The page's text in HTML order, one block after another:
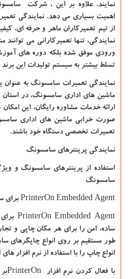
نمایند. علاوه بر این ، شرکت
اهمیت بسیاری می دهد. نمایندگی
از تیم تعمیرکاران ماهر و حرفه ای،
نمایندگی، تنها تعمیرکارانی می
ورودی موفق شده بلکه دوره های
تسلط بیشتر به سیستم تولیدات این برند
نمایندگی تعمیرات سامسونگ به عنوان
ماشین های اداری سامسونگ، در
ارائه خدمات مشاوره رایگان، این
صورت خرابی ماشین های اداری
تعمیرات تخصصی دستگاه خود باشند.
نمایندگی پرینترهای سامسونگ
استفاده از پرینترهای سامسونگ و
سامسونگ
PrinterOn Embedded Agent برای
PrinterOn Embedded Agent
ساده، امن را برای هر مکان چاپی و
طور مستقیم بر روی انواع چاپگرهای
انواع چاپ را با استفاده از نرم افزار های
با فعال کردن نرم افزارPrinterOn